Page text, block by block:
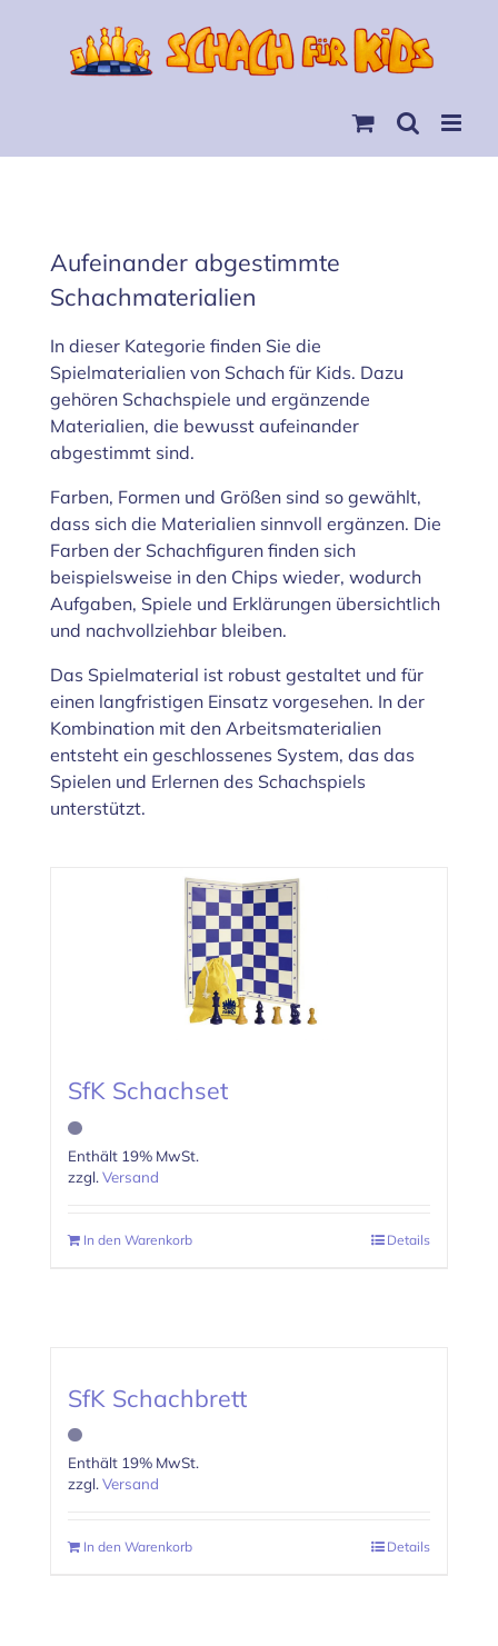
Aufeinander abgestimmte
Schachmaterialien
In dieser Kategorie finden Sie die
Spielmaterialien von Schach für Kids. Dazu
gehören Schachspiele und ergänzende
Materialien, die bewusst aufeinander
abgestimmt sind.
Farben, Formen und Größen sind so gewählt,
dass sich die Materialien sinnvoll ergänzen. Die
Farben der Schachfiguren finden sich
beispielsweise in den Chips wieder, wodurch
Aufgaben, Spiele und Erklärungen übersichtlich
und nachvollziehbar bleiben.
Das Spielmaterial ist robust gestaltet und für
einen langfristigen Einsatz vorgesehen. In der
Kombination mit den Arbeitsmaterialien
entsteht ein geschlossenes System, das das
Spielen und Erlernen des Schachspiels
unterstützt.
SfK Schachset
Enthält 19% MwSt.
zzgl. Versand
In den Warenkorb Details
SfK Schachbrett
Enthält 19% MwSt.
zzgl. Versand
In den Warenkorb Details